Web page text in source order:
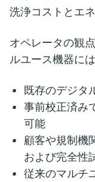
洗浄コストとエ
オペレータの観
ルユース機器に
既存のデジタ
事前校正済み
可能
顧客や規制機
および完全性
従来のマルチ